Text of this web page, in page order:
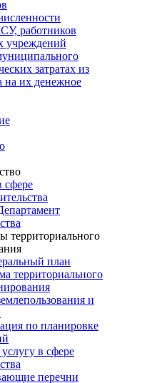
работников
учреждений
затратах из
на их денежное
сфере
территориального
план
территориального
и
по планировке
в сфере
перечни